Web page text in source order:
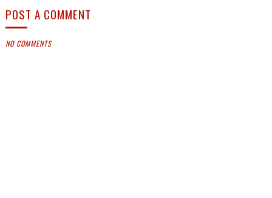
POST A COMMENT
NO COMMENTS